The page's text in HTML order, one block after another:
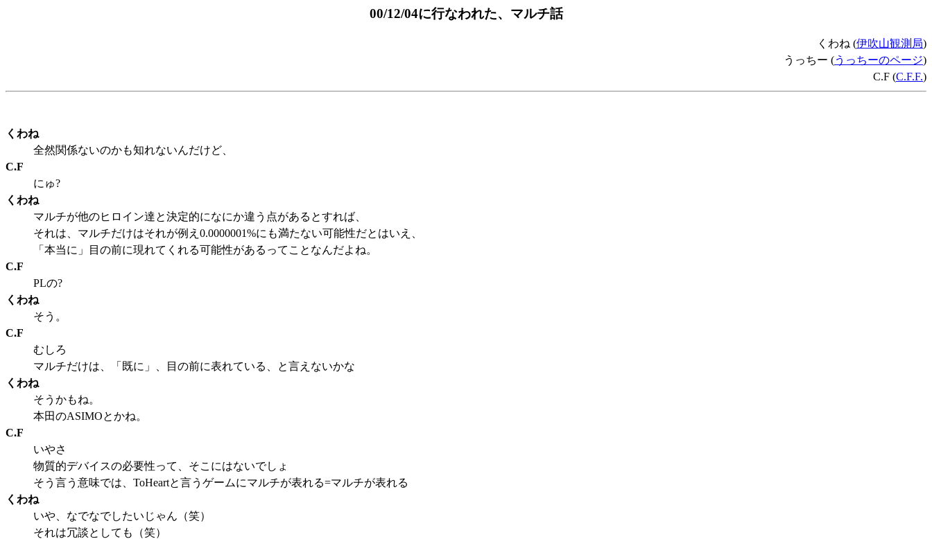
00/12/04に行なわれた、マルチ話
くわね (伊吹山観測局)
うっちー (うっちーのページ)
C.F (C.F.F.)
くわね
全然関係ないのかも知れないんだけど、
C.F
にゅ?
くわね
マルチが他のヒロイン達と決定的になにか違う点があるとすれば、
それは、マルチだけはそれが例え0.0000001%にも満たない可能性だとはいえ、
「本当に」目の前に現れてくれる可能性があるってことなんだよね。
C.F
PLの?
くわね
そう。
C.F
むしろ
マルチだけは、「既に」、目の前に表れている、と言えないかな
くわね
そうかもね。
本田のASIMOとかね。
C.F
いやさ
物質的デバイスの必要性って、そこにはないでしょ
そう言う意味では、ToHeartと言うゲームにマルチが表れる=マルチが表れる
くわね
いや、なでなでしたいじゃん（笑）
それは冗談としても（笑）